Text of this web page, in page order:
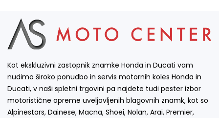
Kot ekskluzivni zastopnik znamke Honda in Ducati vam
nudimo široko ponudbo in servis motornih koles Honda in
Ducati, v naši spletni trgovini pa najdete tudi pester izbor
motoristične opreme uveljavljenih blagovnih znamk, kot so
Alpinestars, Dainese, Macna, Shoei, Nolan, Arai, Premier,